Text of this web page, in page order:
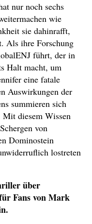
nur noch sechs
wie
sie dahinrafft,
Als ihre Forschung
führt, der in
Halt macht, um
eine fatale
Auswirkungen der
summieren sich
Mit diesem Wissen
von
Dominostein
lostreten
über
Fans von Mark